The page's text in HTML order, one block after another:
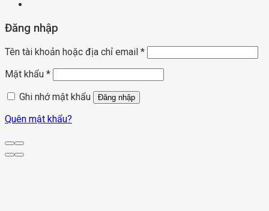
Đăng nhập
Tên tài khoản hoặc địa chỉ email *
Mật khẩu *
Ghi nhớ mật khẩu
Đăng nhập
Quên mật khẩu?